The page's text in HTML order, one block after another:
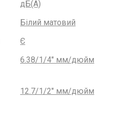
дБ(А)
Білий матовий
Є
6.38/1/4" мм/дюйм
12.7/1/2″ мм/дюйм